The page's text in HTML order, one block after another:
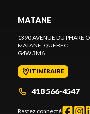
MATANE
1390 AVENUE DU PHARE O
MATANE, QUÉBEC
G4W 3M6
ITINÉRAIRE
418 566-4547
Restez connecté